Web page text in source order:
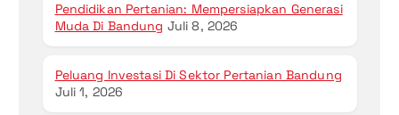
Pendidikan Pertanian: Mempersiapkan Generasi
Muda Di Bandung Juli 8, 2026
Peluang Investasi Di Sektor Pertanian Bandung
Juli 1, 2026